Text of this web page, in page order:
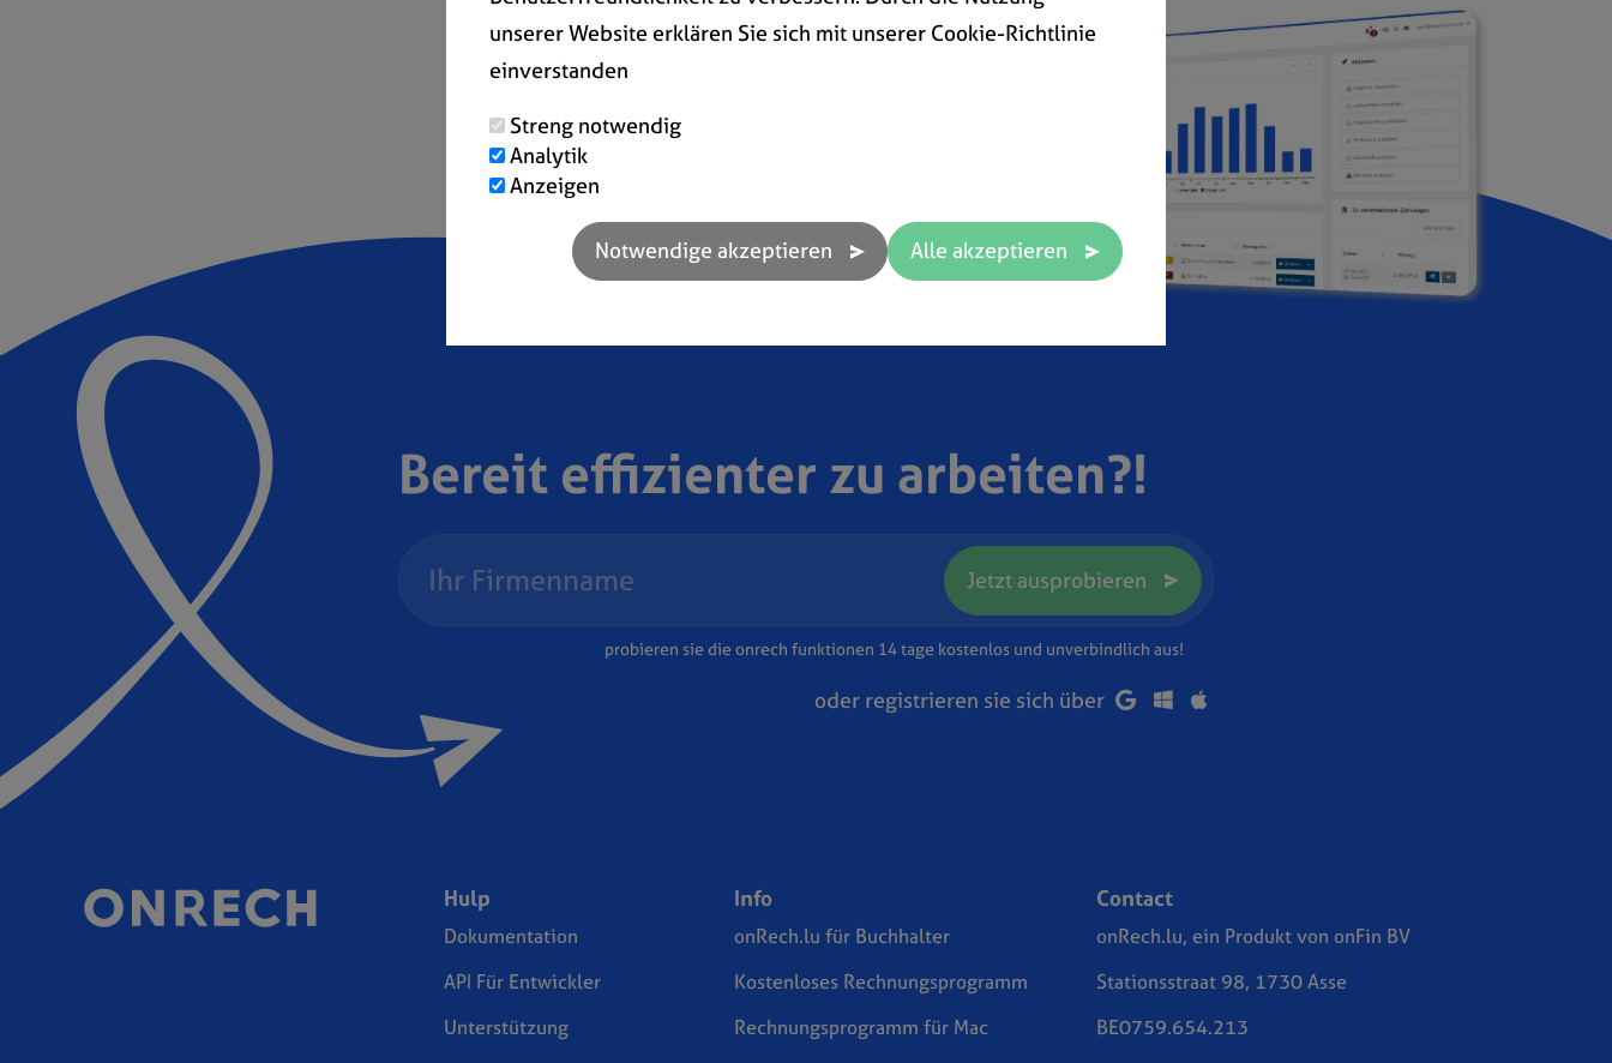
« Zurück zur Übersicht
Bereit effizienter zu arbeiten?!
Jetzt ausprobieren
probieren sie die onrech funktionen 14 tage kostenlos und unverbindlich aus!
oder registrieren sie sich über
Hulp
Dokumentation
API Für Entwickler
Unterstützung
Info
onRech.lu für Buchhalter
Kostenloses Rechnungsprogramm
Rechnungsprogramm für Mac
Contact
onRech.lu, ein Produkt von onFin BV
Stationsstraat 98, 1730 Asse
BE0759.654.213
unserer Website erklären Sie sich mit unserer Cookie-Richtlinie
einverstanden
Streng notwendig
Analytik
Anzeigen